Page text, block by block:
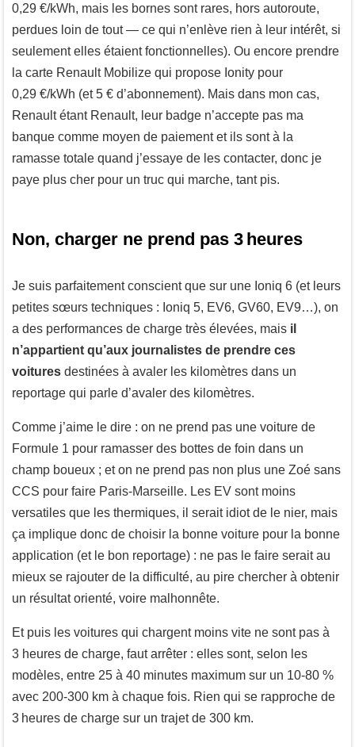
0,29 €/kWh, mais les bornes sont rares, hors autoroute,
perdues loin de tout — ce qui n’enlève rien à leur intérêt, si
seulement elles étaient fonctionnelles). Ou encore prendre
la carte Renault Mobilize qui propose Ionity pour
0,29 €/kWh (et 5 € d’abonnement). Mais dans mon cas,
Renault étant Renault, leur badge n’accepte pas ma
banque comme moyen de paiement et ils sont à la
ramasse totale quand j’essaye de les contacter, donc je
paye plus cher pour un truc qui marche, tant pis.
Non, charger ne prend pas 3 heures
Je suis parfaitement conscient que sur une Ioniq 6 (et leurs
petites sœurs techniques : Ioniq 5, EV6, GV60, EV9…), on
a des performances de charge très élevées, mais il
n’appartient qu’aux journalistes de prendre ces
voitures destinées à avaler les kilomètres dans un
reportage qui parle d’avaler des kilomètres.
Comme j’aime le dire : on ne prend pas une voiture de
Formule 1 pour ramasser des bottes de foin dans un
champ boueux ; et on ne prend pas non plus une Zoé sans
CCS pour faire Paris-Marseille. Les EV sont moins
versatiles que les thermiques, il serait idiot de le nier, mais
ça implique donc de choisir la bonne voiture pour la bonne
application (et le bon reportage) : ne pas le faire serait au
mieux se rajouter de la difficulté, au pire chercher à obtenir
un résultat orienté, voire malhonnête.
Et puis les voitures qui chargent moins vite ne sont pas à
3 heures de charge, faut arrêter : elles sont, selon les
modèles, entre 25 à 40 minutes maximum sur un 10-80 %
avec 200-300 km à chaque fois. Rien qui se rapproche de
3 heures de charge sur un trajet de 300 km.